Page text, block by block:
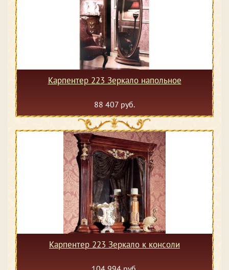
Карпентер 223 Зеркало напольное
88 407 руб.
Карпентер 223 Зеркало к консоли